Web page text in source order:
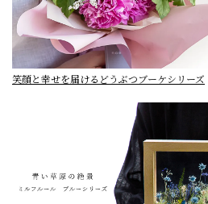
笑顔と幸せを届けるどうぶつブーケシリーズ